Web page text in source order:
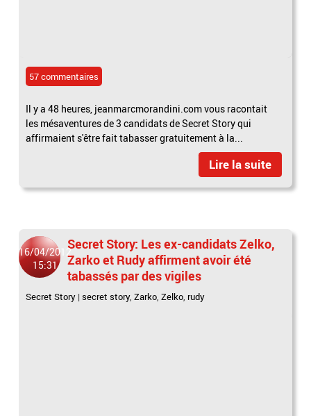
57 commentaires
Il y a 48 heures, jeanmarcmorandini.com vous racontait
les mésaventures de 3 candidats de Secret Story qui
affirmaient s'être fait tabasser gratuitement à la...
Lire la suite
16/04/2012
15:31
Secret Story: Les ex-candidats Zelko,
Zarko et Rudy affirment avoir été
tabassés par des vigiles
Secret Story |secret story,Zarko,Zelko, rudy